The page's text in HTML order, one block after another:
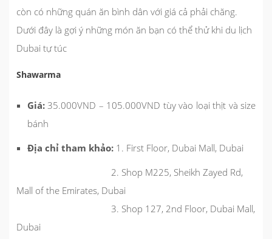
còn có những quán ăn bình dân với giá cả phải chăng.
Dưới đây là gợi ý những món ăn bạn có thể thử khi du lịch
Dubai tự túc
Shawarma
Giá: 35.000VND – 105.000VND tùy vào loại thịt và size
bánh
Địa chỉ tham khảo: 1. First Floor, Dubai Mall, Dubai
2. Shop M225, Sheikh Zayed Rd,
Mall of the Emirates, Dubai
3. Shop 127, 2nd Floor, Dubai Mall,
Dubai